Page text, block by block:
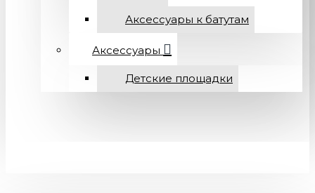
Аксессуары к батутам
Аксессуары
Детские площадки